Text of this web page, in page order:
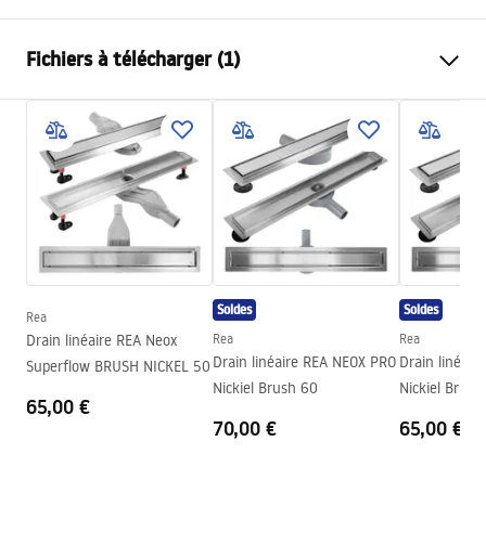
Type de siphon
Longueur du drain (cm)
50
Matériau de drainage
Acier inoxydable AISI 304
Couleur
Acier inoxydable
Type de couverture
unilatéral(e) pour coller un
carreau
Capacité
0,45 l/s
Nano Flex
Garantie
120 mois pour la structure en
acier, 24 mois pour les autres
composants
Fichiers à télécharger (1)
Instructions de montage
LINEAR-3.pdf
Rea
Drain linéaire REA Neox
Superflow BRUSH NICKEL 50
65,00 €
Soldes
Rea
Drain linéaire REA NEOX PRO
Nickiel Brush 60
70,00 €
Soldes
Rea
Drain linéaire
Nickiel
65,00 €